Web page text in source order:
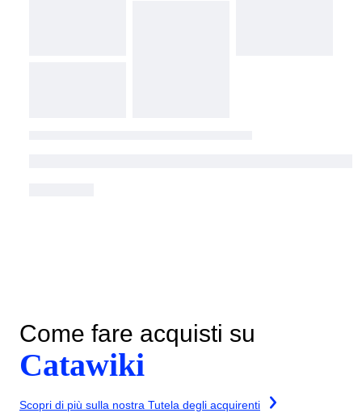
Come fare acquisti su
Catawiki
Scopri di più sulla nostra Tutela degli acquirenti